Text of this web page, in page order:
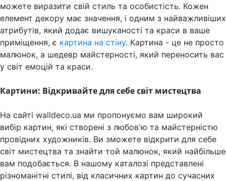
можете виразити свій стиль та особистість. Кожен
елемент декору має значення, і одним з найважливіших
атрибутів, який додає вишуканості та краси в ваше
приміщення, є картина на стіну. Картина - це не просто
малюнок, а шедевр майстерності, який переносить вас
у світ емоцій та краси.
Картини: Відкривайте для себе світ мистецтва
На сайті walldeco.ua ми пропонуємо вам широкий
вибір картин, які створені з любов'ю та майстерністю
провідних художників. Ви зможете відкрити для себе
світ мистецтва та знайти той малюнок, який найбільше
вам подобається. В нашому каталозі представлені
різноманітні стилі, від класичних картин до сучасних